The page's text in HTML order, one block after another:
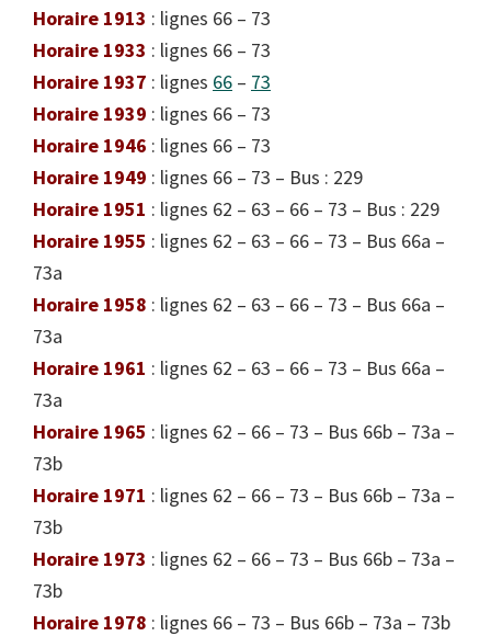
Horaire 1913 : lignes 66 – 73
Horaire 1933 : lignes 66 – 73
Horaire 1937 : lignes 66 – 73
Horaire 1939 : lignes 66 – 73
Horaire 1946 : lignes 66 – 73
Horaire 1949 : lignes 66 – 73 – Bus : 229
Horaire 1951 : lignes 62 – 63 – 66 – 73 – Bus : 229
Horaire 1955 : lignes 62 – 63 – 66 – 73 – Bus 66a –
73a
Horaire 1958 : lignes 62 – 63 – 66 – 73 – Bus 66a –
73a
Horaire 1961 : lignes 62 – 63 – 66 – 73 – Bus 66a –
73a
Horaire 1965 : lignes 62 – 66 – 73 – Bus 66b – 73a –
73b
Horaire 1971 : lignes 62 – 66 – 73 – Bus 66b – 73a –
73b
Horaire 1973 : lignes 62 – 66 – 73 – Bus 66b – 73a –
73b
Horaire 1978 : lignes 66 – 73 – Bus 66b – 73a – 73b